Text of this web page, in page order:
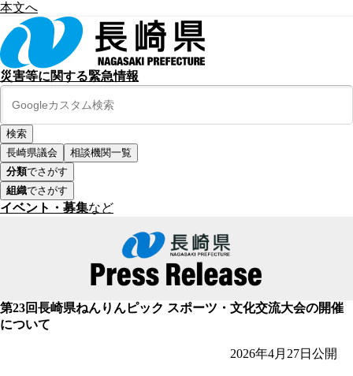
本文へ
災害等に関する緊急情報
長崎県議会
相談機関一覧
分類でさがす
組織でさがす
イベント・募集など
第23回長崎県ねんりんピック スポーツ・文化交流大会の開催
について
2026年4月27日 公開